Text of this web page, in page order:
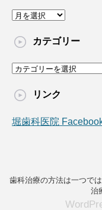
過
の
事
カテゴリー
カ
ゴ
ー
リンク
堀歯科医院
歯科治療の方法は一つで
治